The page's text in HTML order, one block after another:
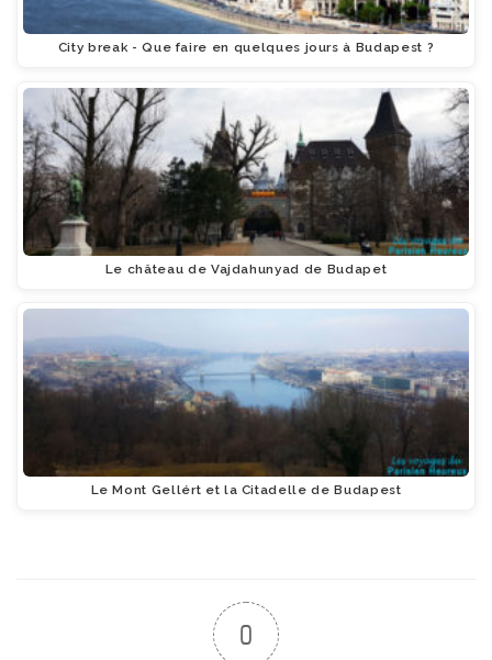
City break - Que faire en quelques jours à Budapest ?
Le château de Vajdahunyad de Budapet
Le Mont Gellért et la Citadelle de Budapest
0